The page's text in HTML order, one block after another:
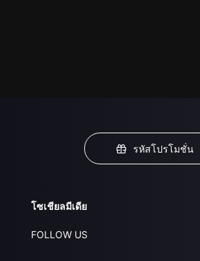
รหัสโปรโมชั่น
โซเชียลมีเดีย
FOLLOW US